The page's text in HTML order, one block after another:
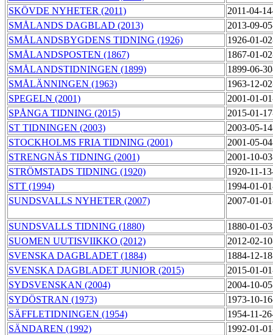
SKÖVDE NYHETER (2011)
2011-04-
SMÅLANDS DAGBLAD (2013)
2013-09-
SMÅLANDSBYGDENS TIDNING (1926)
1926-01-
SMÅLANDSPOSTEN (1867)
1867-01-
SMÅLANDSTIDNINGEN (1899)
1899-06-
SMÅLÄNNINGEN (1963)
1963-12-
SPEGELN (2001)
2001-01-
SPÅNGA TIDNING (2015)
2015-01-
ST TIDNINGEN (2003)
2003-05-
STOCKHOLMS FRIA TIDNING (2001)
2001-05-
STRENGNÄS TIDNING (2001)
2001-10-
STRÖMSTADS TIDNING (1920)
1920-11-
STT (1994)
1994-01-
SUNDSVALLS NYHETER (2007)
2007-01-
SUNDSVALLS TIDNING (1880)
1880-01-
SUOMEN UUTISVIIKKO (2012)
2012-02-
SVENSKA DAGBLADET (1884)
1884-12-
SVENSKA DAGBLADET JUNIOR (2015)
2015-01-
SYDSVENSKAN (2004)
2004-10-
SYDÖSTRAN (1973)
1973-10-
SÄFFLETIDNINGEN (1954)
1954-11-
SÄNDAREN (1992)
1992-01-